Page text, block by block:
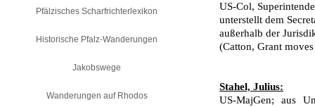
US-Col,
unterstellt dem
außerhalb der
(Catton, Grant
Stahel, Julius:
US-MajGen; aus
Pfälzisches Scharfrichterlexikon
Historische Pfalz-Wanderungen
Jakobswege
Wanderungen auf Rhodos